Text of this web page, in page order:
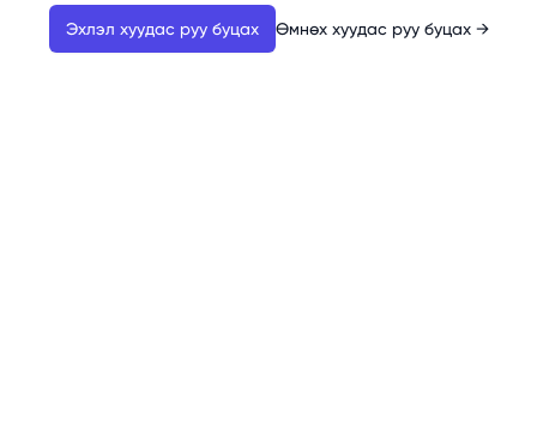
Эхлэл хуудас руу буцах Өмнөх хуудас руу буцах →